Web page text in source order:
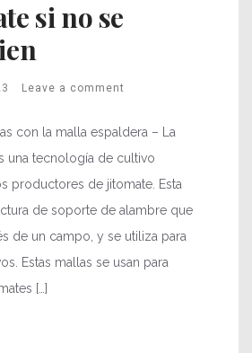
si no se
Leave a comment
con la malla espaldera – La
una tecnología de cultivo
productores de jitomate. Esta
de soporte de alambre que
de un campo, y se utiliza para
Estas mallas se usan para
[…]